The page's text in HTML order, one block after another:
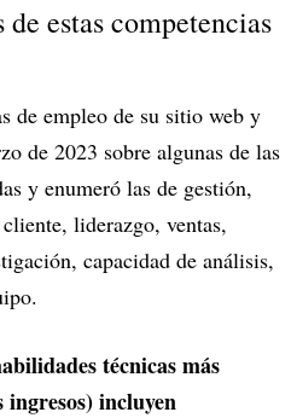
de estas competencias
de empleo de su sitio web y
de 2023 sobre algunas de las
y enumeró las de gestión,
liderazgo, ventas,
capacidad de análisis,
técnicas más
ingresos) incluyen